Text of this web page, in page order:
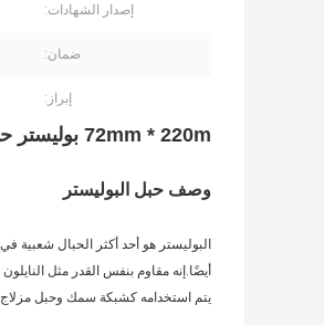
إصدار الشهادات:
ضمان:
إبراز:
72mm * 220m بوليستر حبل 8 ستراند حبل مضفر البحري لسفن السفن
وصف حبل البوليستر
البوليستر هو أحد أكثر الحبال شعبية
أيضًا.إنه مقاوم بنفس القدر مثل
يتم استخدامه كشبكة سمك وحبل